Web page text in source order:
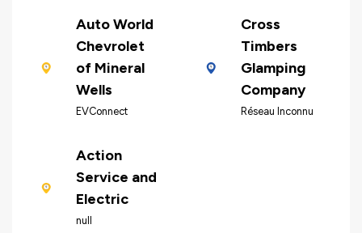
Auto World
Chevrolet
of Mineral
Wells
EVConnect
Cross
Timbers
Glamping
Company
Réseau Inconnu
Action
Service and
Electric
null